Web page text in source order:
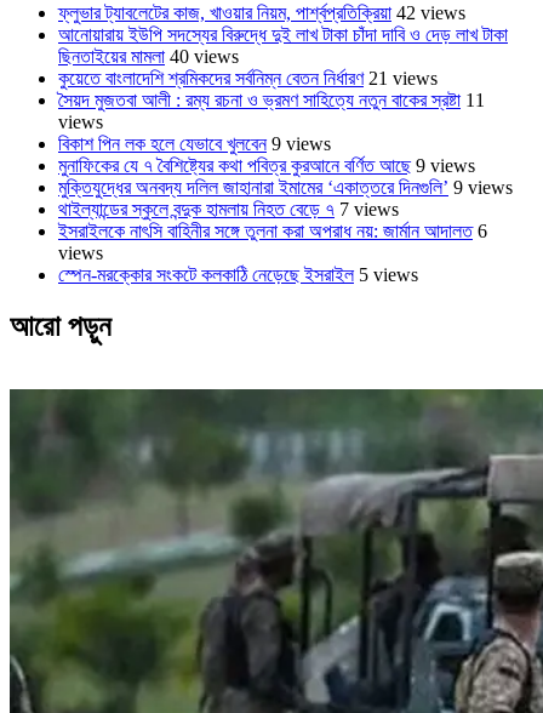
ফ্লুভার ট্যাবলেটের কাজ, খাওয়ার নিয়ম, পার্শ্বপ্রতিক্রিয়া 42 views
আনোয়ারায় ইউপি সদস্যের বিরুদ্ধে দুই লাখ টাকা চাঁদা দাবি ও দেড় লাখ টাকা
ছিনতাইয়ের মামলা 40 views
কুয়েতে বাংলাদেশি শ্রমিকদের সর্বনিম্ন বেতন নির্ধারণ 21 views
সৈয়দ মুজতবা আলী : রম্য রচনা ও ভ্রমণ সাহিত্যে নতুন বাকের স্রষ্টা 11
views
বিকাশ পিন লক হলে যেভাবে খুলবেন 9 views
মুনাফিকের যে ৭ বৈশিষ্ট্যের কথা পবিত্র কুরআনে বর্ণিত আছে 9 views
মুক্তিযুদ্ধের অনবদ্য দলিল জাহানারা ইমামের ‘একাত্তরে দিনগুলি’ 9 views
থাইল্যান্ডের স্কুলে বন্দুক হামলায় নিহত বেড়ে ৭ 7 views
ইসরাইলকে নাৎসি বাহিনীর সঙ্গে তুলনা করা অপরাধ নয়: জার্মান আদালত 6
views
স্পেন-মরক্কোর সংকটে কলকাঠি নেড়েছে ইসরাইল 5 views
আরো পড়ুন